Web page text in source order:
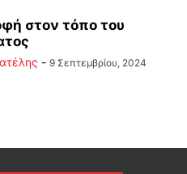
στον τόπο του
- 9 Σεπτεμβρίου, 2024